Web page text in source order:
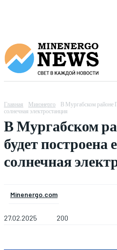
Главная Минэнерго
В Мургабском районе
солнечная электростанция
В Мургабском
будет построена
солнечная
Minenergo.com
27.02.2025 200